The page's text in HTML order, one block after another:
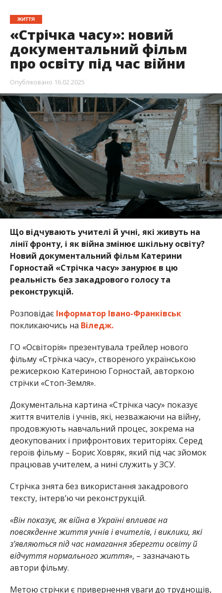
ЖИТТЯ
«Стрічка часу»: новий
документальний фільм
про освіту під час війни
Опубліковано 16.02.2025
Що відчувають учителі й учні, які живуть на
лінії фронту, і як війна змінює шкільну освіту?
Новий документальний фільм Катерини
Горностай «Стрічка часу» занурює в цю
реальність без закадрового голосу та
реконструкцій.
Розповідає Інформатор Івано-Франківськ
покликаючись на Віледж.
ГО «Освіторія» презентувала трейлер нового
фільму «Стрічка часу», створеного українською
режисеркою Катериною Горностай, авторкою
стрічки «Стоп-Земля».
Документальна картина «Стрічка часу» показує
життя вчителів і учнів, які, незважаючи на війну,
продовжують навчальний процес, зокрема на
деокупованих і прифронтових територіях. Серед
героїв фільму – Борис Ховряк, який під час зйомок
працював учителем, а нині служить у ЗСУ.
Стрічка знята без використання закадрового
тексту, інтерв’ю чи реконструкцій.
«Він показує, як війна в Україні впливає на
повсякденне життя учнів і вчителів, і виклики, які
з’являються під час намагання зберегти освіту й
відчуття нормального життя», – зазначають
автори фільму.
Метою стрічки є привернення уваги до труднощів,